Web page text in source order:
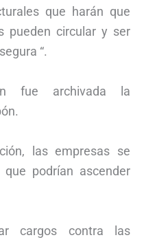
que harán que
pueden circular y ser
“.
fue archivada la
las empresas se
podrían ascender
cargos contra las